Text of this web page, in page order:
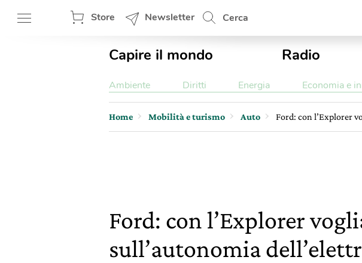
Store Newsletter Cerca
Capire il mondo Radio
Ambiente Diritti Energia Economia e
Home Mobilità e turismo Auto Ford: con l’Explorer
Ford: con l’Explorer
sull’autonomia